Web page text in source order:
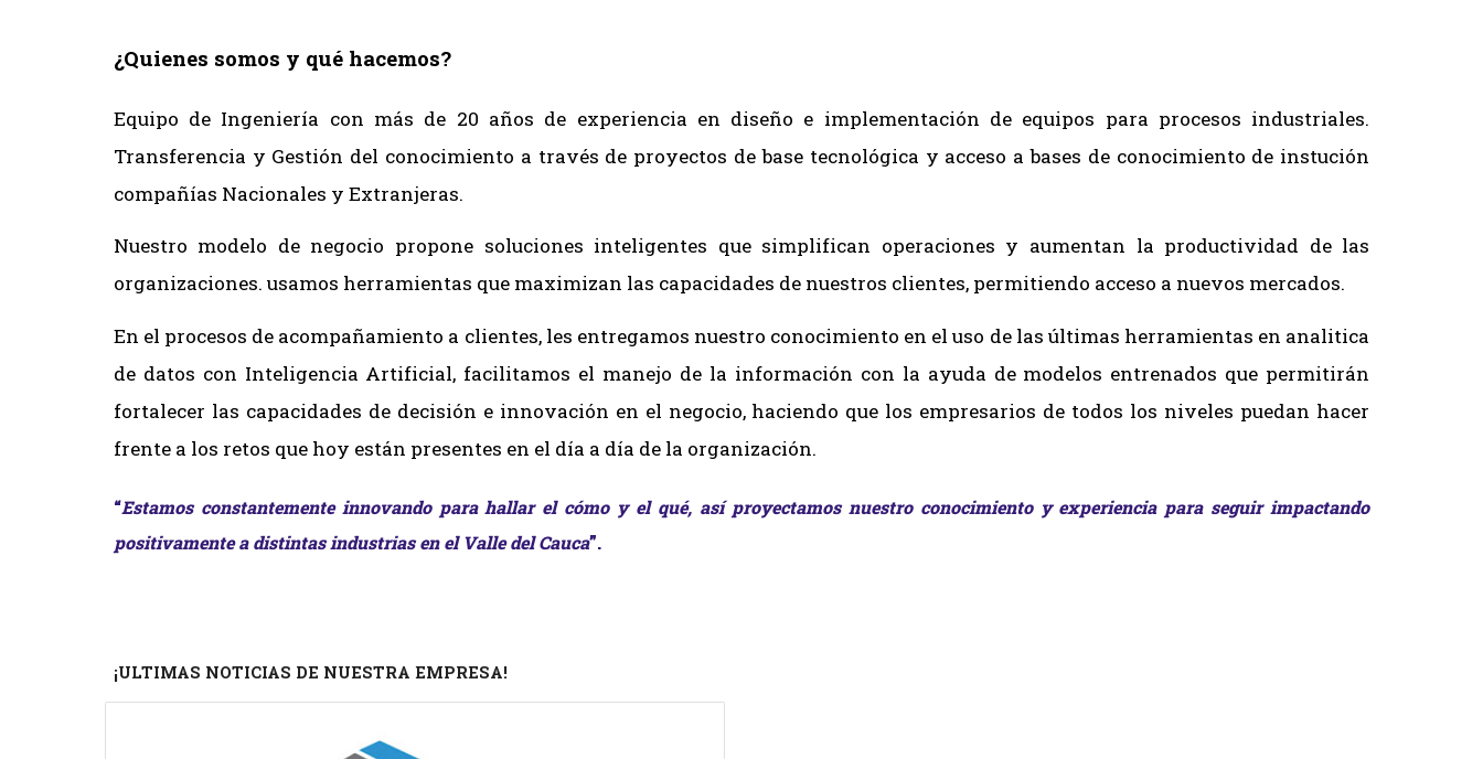
¿Quienes somos y qué hacemos?
Equipo de Ingeniería con más de 20 años de experiencia en diseño e implementación de equipos para procesos industriales.
Transferencia y Gestión del conocimiento a través de proyectos de base tecnológica y acceso a bases de conocimiento de instución
compañías Nacionales y Extranjeras.
Nuestro modelo de negocio propone soluciones inteligentes que simplifican operaciones y aumentan la productividad de las
organizaciones. usamos herramientas que maximizan las capacidades de nuestros clientes, permitiendo acceso a nuevos mercados.
En el procesos de acompañamiento a clientes, les entregamos nuestro conocimiento en el uso de las últimas herramientas en analitica
de datos con Inteligencia Artificial, facilitamos el manejo de la información con la ayuda de modelos entrenados que permitirán
fortalecer las capacidades de decisión e innovación en el negocio, haciendo que los empresarios de todos los niveles puedan hacer
frente a los retos que hoy están presentes en el día a día de la organización.
“Estamos constantemente innovando para hallar el cómo y el qué, así proyectamos nuestro conocimiento y experiencia paraseguir impactando
positivamente a distintas industrias en el Valle del Cauca”.
¡ULTIMAS NOTICIAS DE NUESTRA EMPRESA!